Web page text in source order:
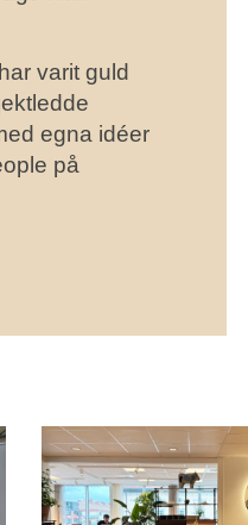
varit guld
egna idéer
på